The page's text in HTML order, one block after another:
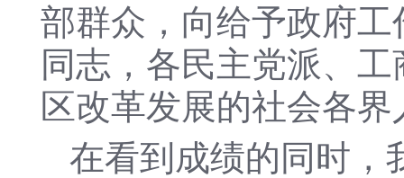
部群众，向给予政府
同志，各民主党派、
区改革发展的社会各
在看到成绩的同时，